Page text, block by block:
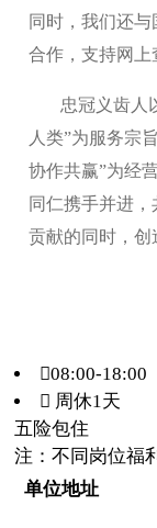
同时，我们还
合作，支持网上
忠冠义齿人
人类”为服务宗
协作共赢”为经
同仁携手并进
贡献的同时，创
08:00-18:00
 周休1天
五险包住
注：不同岗位福
单位地址